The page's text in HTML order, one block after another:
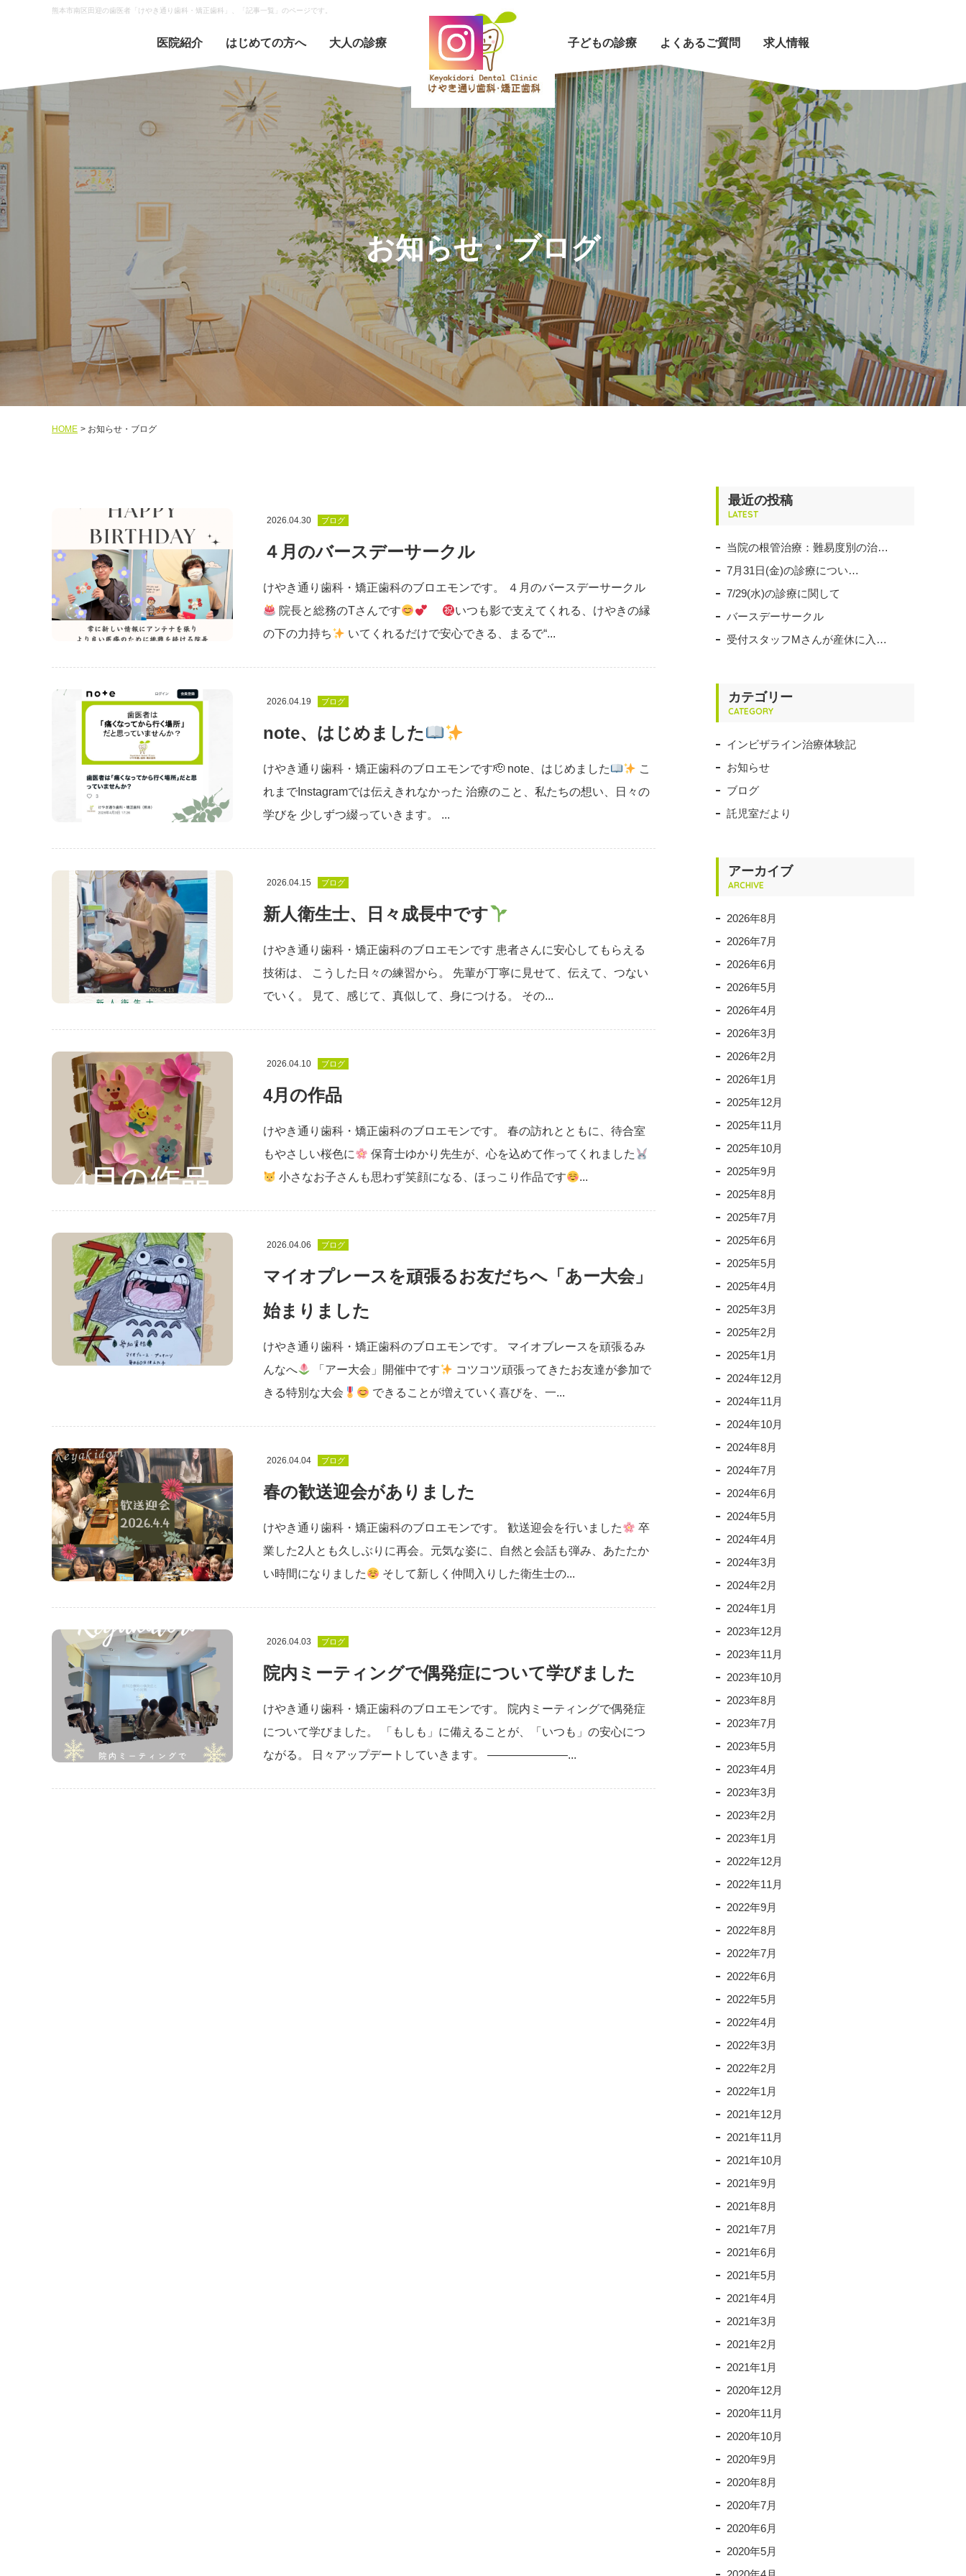
熊本市南区田迎の歯医者「けやき通り歯科・矯正歯科」、「記事一覧」のページです。
医院紹介 はじめての方へ 大人の診療 子どもの診療 よくあるご質問 求人情報
お知らせ・ブログ
HOME お知らせ・ブログ
2026.04.30 ブログ
４月のバースデーサークル
けやき通り歯科・矯正歯科のブロエモンです。 ４月のバースデーサークル
院長と総務のTさんです
いつも影で支えてくれる、けやきの縁
の下の力持ち
いてくれるだけで安心できる、まるで“...
2026.04.19 ブログ
note、はじめました
けやき通り歯科・矯正歯科のブロエモンです🫡 note、はじめました
こ
れまでInstagramでは伝えきれなかった 治療のこと、私たちの想い、日々の
学びを 少しずつ綴っていきます。 ...
2026.04.15 ブログ
新人衛生士、日々成長中です
けやき通り歯科・矯正歯科のブロエモンです 患者さんに安心してもらえる
技術は、 こうした日々の練習から。 先輩が丁寧に見せて、伝えて、つない
でいく。 見て、感じて、真似して、身につける。 その...
2026.04.10 ブログ
4月の作品
けやき通り歯科・矯正歯科のブロエモンです。 春の訪れとともに、待合室
もやさしい桜色に
保育士ゆかり先生が、心を込めて作ってくれました
小さなお子さんも思わず笑顔になる、ほっこり作品です
...
2026.04.06 ブログ
マイオプレースを頑張るお友だちへ「あー大会」
始まりました
けやき通り歯科・矯正歯科のブロエモンです。 マイオブレースを頑張るみ
んなへ
「アー大会」開催中です
コツコツ頑張ってきたお友達が参加で
きる特別な大会
できることが増えていく喜びを、一...
2026.04.04 ブログ
春の歓送迎会がありました
けやき通り歯科・矯正歯科のブロエモンです。 歓送迎会を行いました
卒
業した2人とも久しぶりに再会。元気な姿に、自然と会話も弾み、あたたか
い時間になりました
そして新しく仲間入りした衛生士の...
2026.04.03 ブログ
院内ミーティングで偶発症について学びました
けやき通り歯科・矯正歯科のブロエモンです。 院内ミーティングで偶発症
について学びました。 「もしも」に備えることが、「いつも」の安心につ
ながる。 日々アップデートしていきます。 ―――――――...
最近の投稿
LATEST
当院の根管治療：難易度別の治…
7月31日(金)の診療につい…
7/29(水)の診療に関して
バースデーサークル
受付スタッフMさんが産休に入…
カテゴリー
CATEGORY
インビザライン治療体験記
お知らせ
ブログ
託児室だより
アーカイブ
ARCHIVE
2026年8月
2026年7月
2026年6月
2026年5月
2026年4月
2026年3月
2026年2月
2026年1月
2025年12月
2025年11月
2025年10月
2025年9月
2025年8月
2025年7月
2025年6月
2025年5月
2025年4月
2025年3月
2025年2月
2025年1月
2024年12月
2024年11月
2024年10月
2024年8月
2024年7月
2024年6月
2024年5月
2024年4月
2024年3月
2024年2月
2024年1月
2023年12月
2023年11月
2023年10月
2023年8月
2023年7月
2023年5月
2023年4月
2023年3月
2023年2月
2023年1月
2022年12月
2022年11月
2022年9月
2022年8月
2022年7月
2022年6月
2022年5月
2022年4月
2022年3月
2022年2月
2022年1月
2021年12月
2021年11月
2021年10月
2021年9月
2021年8月
2021年7月
2021年6月
2021年5月
2021年4月
2021年3月
2021年2月
2021年1月
2020年12月
2020年11月
2020年10月
2020年9月
2020年8月
2020年7月
2020年6月
2020年5月